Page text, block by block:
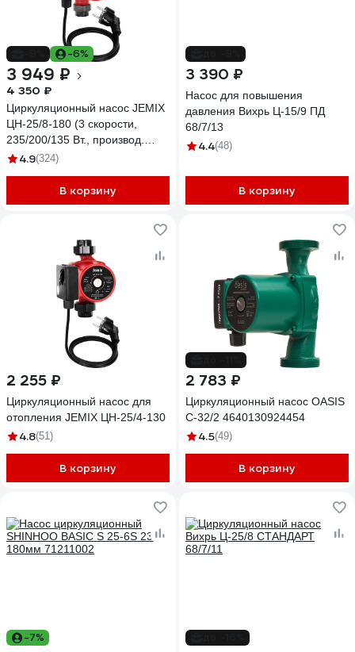
-6%
3 949 ₽
4 350 ₽
Циркуляционный насос JEMIX
ЦН-25/8-180 (3 скорости,
235/200/135 Вт., производ.
120/77/45 л/мин.)
4.9(324)
В корзину
3 390 ₽
Насос для повышения
давления Вихрь Ц-15/9 ПД
68/7/13
4.4(48)
В корзину
2 255 ₽
Циркуляционный насос для
отопления JEMIX ЦН-25/4-130
4.8(51)
В корзину
2 783 ₽
Циркуляционный насос OASIS
C-32/2 4640130924454
4.5(49)
В корзину
-7%